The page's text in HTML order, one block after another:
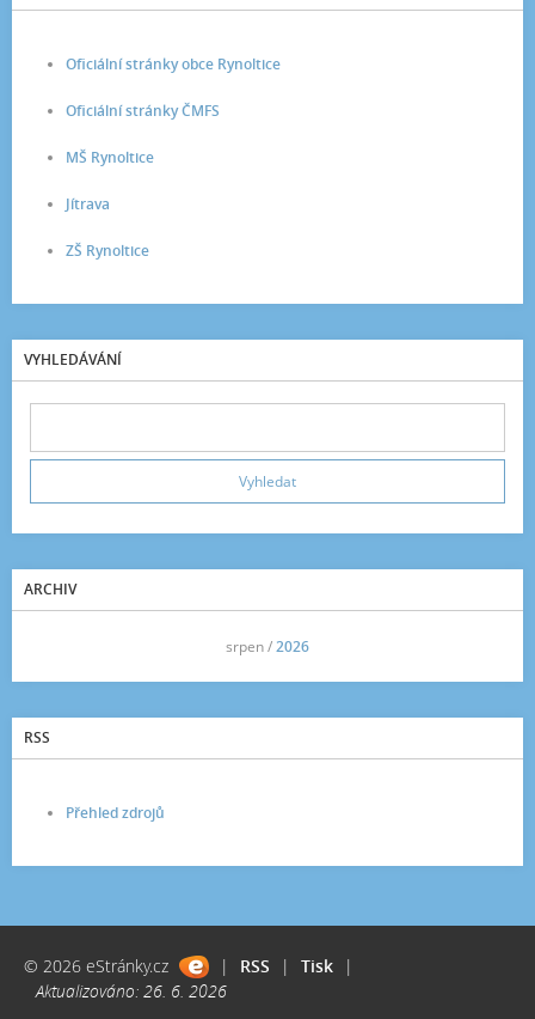
Oficiální stránky obce Rynoltice
Oficiální stránky ČMFS
MŠ Rynoltice
Jítrava
ZŠ Rynoltice
VYHLEDÁVÁNÍ
ARCHIV
srpen /2026
RSS
Přehled zdrojů
© 2026 eStránky.cz | RSS | Tisk
|
Aktualizováno: 26. 6. 2026